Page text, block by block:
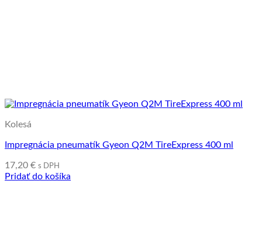
Kolesá
Impregnácia pneumatík Gyeon Q2M TireExpress 400 ml
17,20 € s DPH
Pridať do košíka